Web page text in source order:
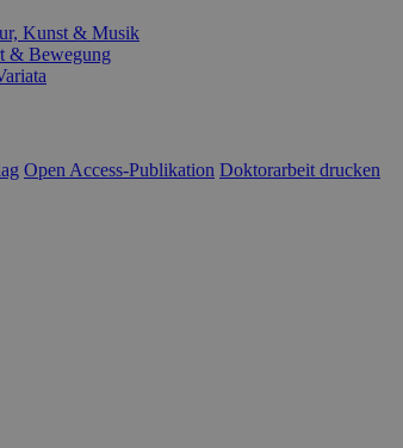
Kunst & Musik
& Bewegung
Open Access-Publikation Doktorarbeit drucken